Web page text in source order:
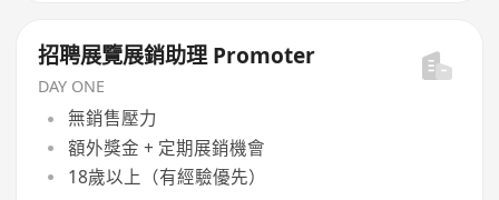
招聘展覽展銷助理 Promoter
DAY ONE
無銷售壓力
額外獎金 + 定期展銷機會
18歲以上（有經驗優先）